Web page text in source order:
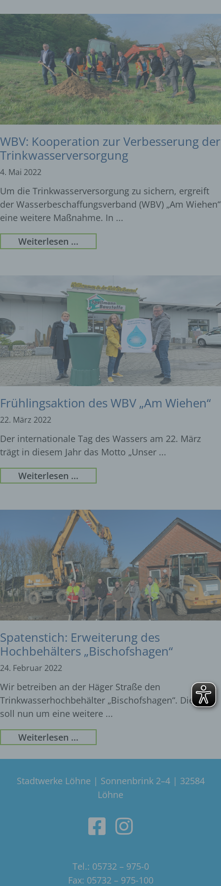
WBV: Kooperation zur Verbesserung der
Trinkwasserversorgung
4. Mai 2022
Um die Trinkwasserversorgung zu sichern, ergreift
der Wasserbeschaffungsverband (WBV) „Am Wiehen“
eine weitere Maßnahme. In
Weiterlesen ...
Frühlingsaktion des WBV „Am Wiehen“
22. März 2022
Der internationale Tag des Wassers am 22. März
trägt in diesem Jahr das Motto „Unser
Weiterlesen ...
Spatenstich: Erweiterung des
Hochbehälters „Bischofshagen“
24. Februar 2022
Wir betreiben an der Häger Straße den
Trinkwasserhochbehälter „Bischofshagen“. Dieser
soll nun um eine weitere
Weiterlesen ...
Stadtwerke Löhne | Sonnenbrink 2–4 | 32584
Löhne
Tel.: 05732 – 975-0
Fax: 05732 – 975-100